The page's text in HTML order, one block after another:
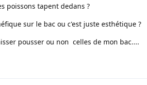
poissons tapent dedans ?
sur le bac ou c'est juste esthétique ?
pousser ou non celles de mon bac....